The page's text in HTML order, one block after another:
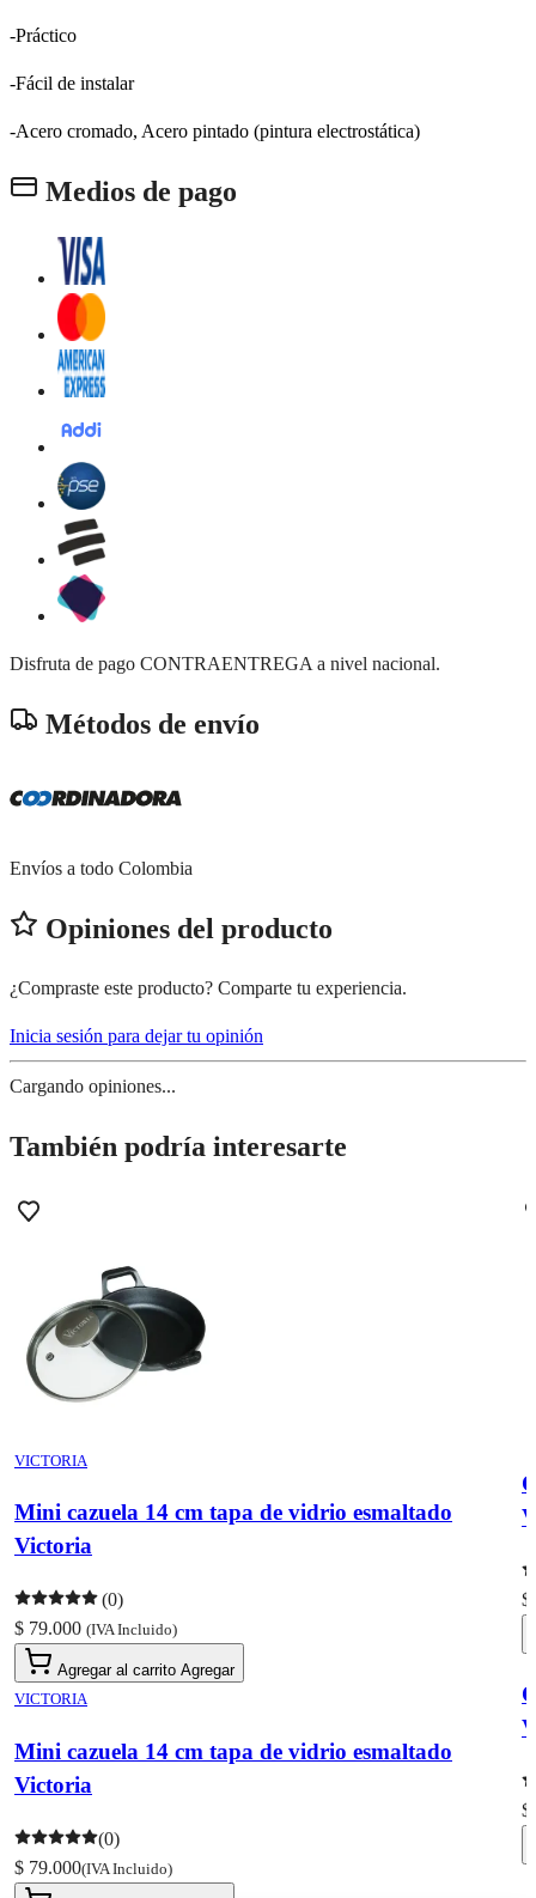
-Práctico
-Fácil de instalar
-Acero cromado, Acero pintado (pintura electrostática)
Medios de pago
Disfruta de pago CONTRAENTREGA a nivel nacional.
Métodos de envío
Envíos a todo Colombia
Opiniones del producto
¿Compraste este producto? Comparte tu experiencia.
Inicia sesión para dejar tu opinión
Cargando opiniones...
También podría interesarte
VICTORIA
Mini cazuela 14 cm tapa de vidrio esmaltado
Victoria
(0)
$ 79.000 (IVA Incluido)
Agregar al carrito Agregar
VICTORIA
Mini cazuela 14 cm tapa de vidrio esmaltado
Victoria
(0)
$ 79.000(IVA Incluido)
$
$